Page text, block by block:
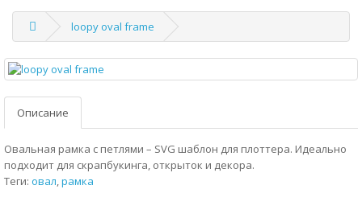
loopy oval frame
Описание
Овальная рамка с петлями – SVG шаблон для плоттера. Идеально
подходит для скрапбукинга, открыток и декора.
Теги: овал,рамка